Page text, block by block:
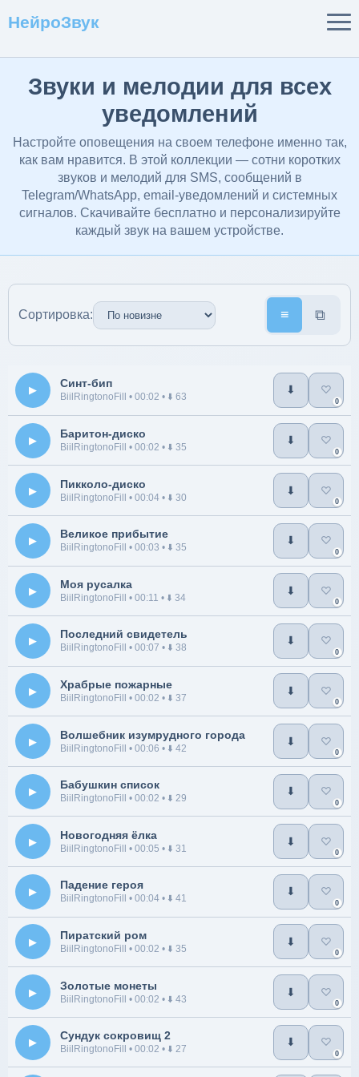
НейроЗвук
Звуки и мелодии для всех
уведомлений
Настройте оповещения на своем телефоне именно так,
как вам нравится. В этой коллекции — сотни коротких
звуков и мелодий для SMS, сообщений в
Telegram/WhatsApp, email-уведомлений и системных
сигналов. Скачивайте бесплатно и персонализируйте
каждый звук на вашем устройстве.
Сортировка: ≡ ⧉
▶
Синт-бип
BiilRingtonoFill• 00:02 • ⬇️ 63
⬇ ♡
0
▶
Баритон-диско
BiilRingtonoFill• 00:02 • ⬇️ 35
⬇ ♡
0
▶
Пикколо-диско
BiilRingtonoFill• 00:04 • ⬇️ 30
⬇ ♡
0
▶
Великое прибытие
BiilRingtonoFill• 00:03 • ⬇️ 35
⬇ ♡
0
▶
Моя русалка
BiilRingtonoFill• 00:11 • ⬇️ 34
⬇ ♡
0
▶
Последний свидетель
BiilRingtonoFill• 00:07 • ⬇️ 38
⬇ ♡
0
▶
Храбрые пожарные
BiilRingtonoFill• 00:02 • ⬇️ 37
⬇ ♡
0
▶
Волшебник изумрудного города
BiilRingtonoFill• 00:06 • ⬇️ 42
⬇ ♡
0
▶
Бабушкин список
BiilRingtonoFill• 00:02 • ⬇️ 29
⬇ ♡
0
▶
Новогодняя ёлка
BiilRingtonoFill• 00:05 • ⬇️ 31
⬇ ♡
0
▶
Падение героя
BiilRingtonoFill• 00:04 • ⬇️ 41
⬇ ♡
0
▶
Пиратский ром
BiilRingtonoFill• 00:02 • ⬇️ 35
⬇ ♡
0
▶
Золотые монеты
BiilRingtonoFill• 00:02 • ⬇️ 43
⬇ ♡
0
▶
Сундук сокровищ 2
BiilRingtonoFill• 00:02 • ⬇️ 27
⬇ ♡
0